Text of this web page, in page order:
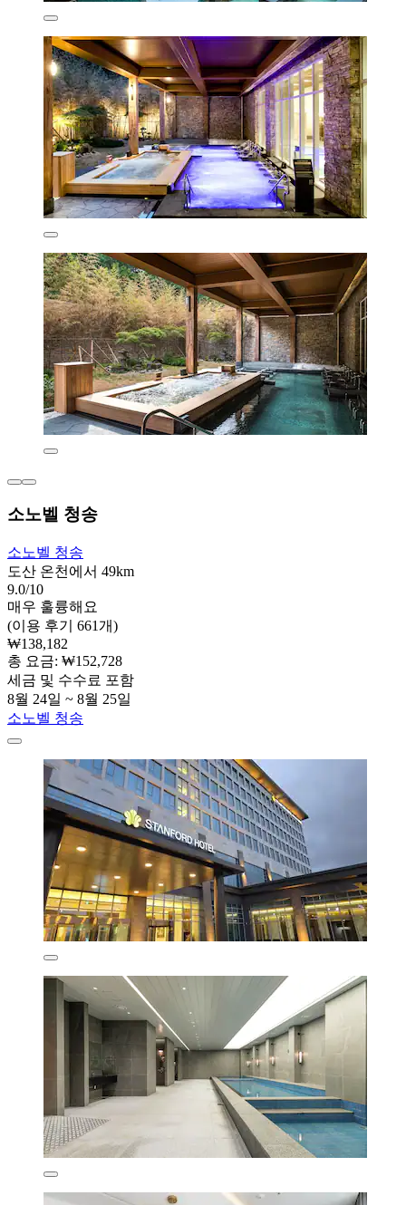
소노벨 청송
소노벨 청송
도산 온천에서 49km
9.0/10
매우 훌륭해요
(이용 후기 661개)
₩138,182
총 요금: ₩152,728
세금 및 수수료 포함
8월 24일 ~ 8월 25일
소노벨 청송